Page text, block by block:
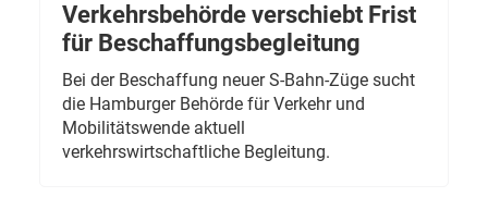
Verkehrsbehörde verschiebt Frist
für Beschaffungsbegleitung
Bei der Beschaffung neuer S-Bahn-Züge sucht
die Hamburger Behörde für Verkehr und
Mobilitätswende aktuell
verkehrswirtschaftliche Begleitung.